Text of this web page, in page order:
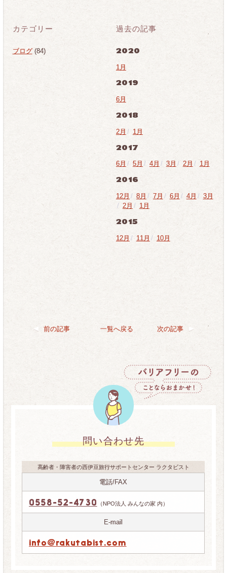
カテゴリー
ブログ(84)
過去の記事
2020
1月
2019
6月
2018
2月 / 1月
2017
6月 / 5月 / 4月 / 3月 / 2月 / 1月
2016
12月 / 8月 / 7月 / 6月 / 4月 / 3月
/ 2月 / 1月
2015
12月 / 11月 / 10月
前の記事 次の記事
一覧へ戻る
問い合わせ先
高齢者・障害者の西伊豆旅行サポートセンター ラクタビスト
電話/FAX
0558-52-4730 （NPO法人 みんなの家 内）
E-mail
info@rakutabist.com